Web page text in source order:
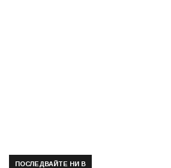
ПОСЛЕДВАЙТЕ НИ В